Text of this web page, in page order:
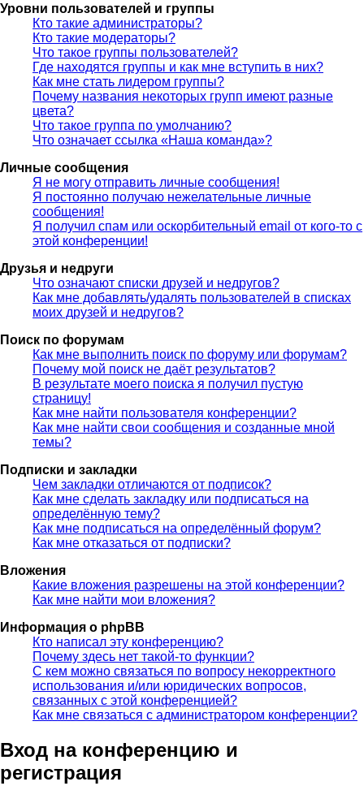
Уровни пользователей и группы
Кто такие администраторы?
Кто такие модераторы?
Что такое группы пользователей?
Где находятся группы и как мне вступить в них?
Как мне стать лидером группы?
Почему названия некоторых групп имеют разные
цвета?
Что такое группа по умолчанию?
Что означает ссылка «Наша команда»?
Личные сообщения
Я не могу отправить личные сообщения!
Я постоянно получаю нежелательные личные
сообщения!
Я получил спам или оскорбительный email от кого-то с
этой конференции!
Друзья и недруги
Что означают списки друзей и недругов?
Как мне добавлять/удалять пользователей в списках
моих друзей и недругов?
Поиск по форумам
Как мне выполнить поиск по форуму или форумам?
Почему мой поиск не даёт результатов?
В результате моего поиска я получил пустую
страницу!
Как мне найти пользователя конференции?
Как мне найти свои сообщения и созданные мной
темы?
Подписки и закладки
Чем закладки отличаются от подписок?
Как мне сделать закладку или подписаться на
определённую тему?
Как мне подписаться на определённый форум?
Как мне отказаться от подписки?
Вложения
Какие вложения разрешены на этой конференции?
Как мне найти мои вложения?
Информация о phpBB
Кто написал эту конференцию?
Почему здесь нет такой-то функции?
С кем можно связаться по вопросу некорректного
использования и/или юридических вопросов,
связанных с этой конференцией?
Как мне связаться с администратором конференции?
Вход на конференцию и
регистрация